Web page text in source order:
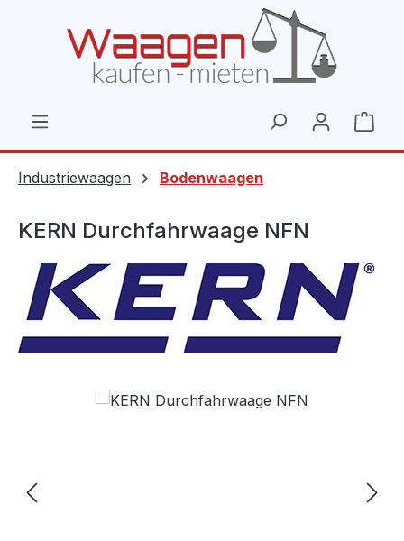
Industriewaagen Bodenwaagen
KERN Durchfahrwaage NFN
Bildergalerie überspringen